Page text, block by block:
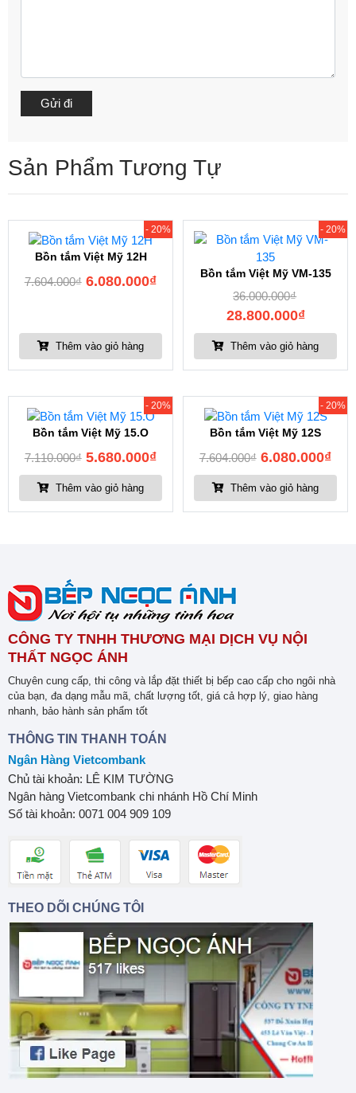
Sản Phẩm Tương Tự
- 20%
Bồn tắm Việt Mỹ 12H
7.604.000₫ 6.080.000₫
Thêm vào giỏ hàng
- 20%
Bồn tắm Việt Mỹ VM-135
36.000.000₫
28.800.000₫
Thêm vào giỏ hàng
- 20%
Bồn tắm Việt Mỹ 15.O
7.110.000₫ 5.680.000₫
Thêm vào giỏ hàng
- 20%
Bồn tắm Việt Mỹ 12S
7.604.000₫ 6.080.000₫
Thêm vào giỏ hàng
CÔNG TY TNHH THƯƠNG MẠI DỊCH VỤ NỘI
THẤT NGỌC ÁNH
Chuyên cung cấp, thi công và lắp đặt thiết bị bếp cao cấp cho ngôi nhà
của bạn, đa dạng mẫu mã, chất lượng tốt, giá cả hợp lý, giao hàng
nhanh, bảo hành sản phẩm tốt
THÔNG TIN THANH TOÁN
Ngân Hàng Vietcombank
Chủ tài khoản: LÊ KIM TƯỜNG
Ngân hàng Vietcombank chi nhánh Hồ Chí Minh
Số tài khoản: 0071 004 909 109
THEO DÕI CHÚNG TÔI